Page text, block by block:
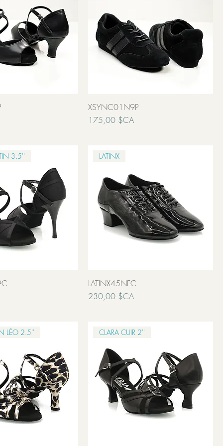
XSYNC01N9P
Prix
175,00 $CA
3.5'' LATINX
LATINX45NFC
Prix
230,00 $CA
LÉO 2.5'' CLARA CUIR 2''